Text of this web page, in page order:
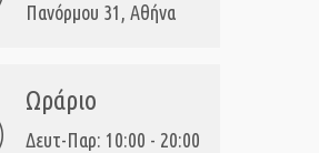
Πανόρμου 31, Αθήνα
Ωράριο
Δευτ-Παρ: 10:00 - 20:00